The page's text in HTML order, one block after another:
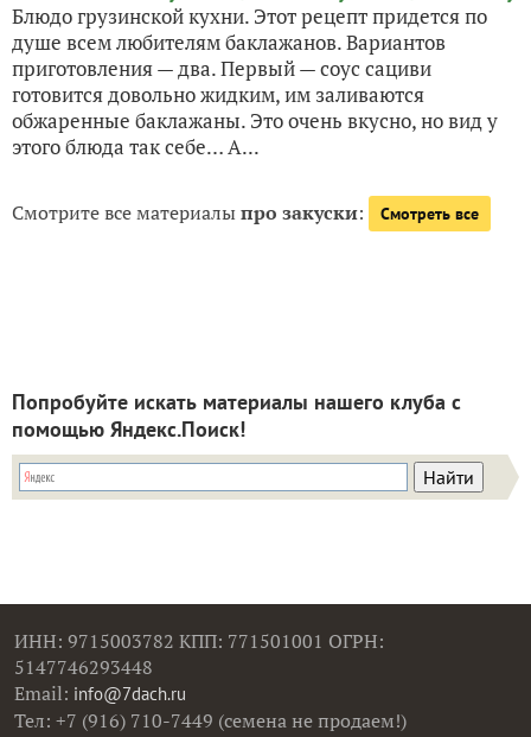
Блюдо грузинской кухни. Этот рецепт придется по
душе всем любителям баклажанов. Вариантов
приготовления — два. Первый — соус сациви
готовится довольно жидким, им заливаются
обжаренные баклажаны. Это очень вкусно, но вид у
этого блюда так себе… А...
Смотрите все материалыпро закуски: Смотреть все
Попробуйте искать материалы нашего клуба с
помощью Яндекс.Поиск!
ИНН: 9715003782 КПП: 771501001 ОГРН:
5147746293448
Email: info@7dach.ru
Тел: +7 (916) 710-7449 (семена не продаем!)